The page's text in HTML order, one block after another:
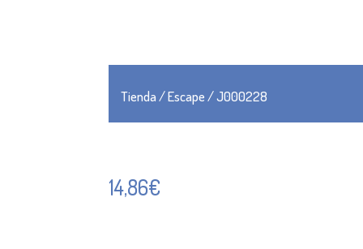
Tienda/Escape/ J000228
14,86€